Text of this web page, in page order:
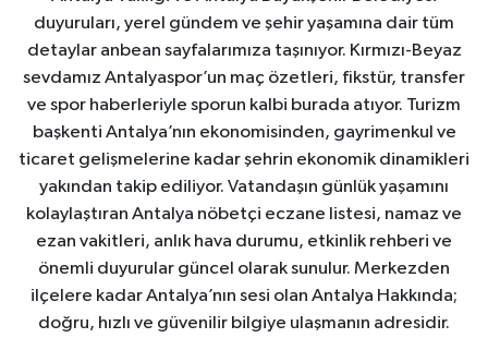
duyuruları, yerel gündem ve şehir yaşamına dair tüm
detaylar anbean sayfalarımıza taşınıyor. Kırmızı-Beyaz
sevdamız Antalyaspor’un maç özetleri, fikstür, transfer
ve spor haberleriyle sporun kalbi burada atıyor. Turizm
başkenti Antalya’nın ekonomisinden, gayrimenkul ve
ticaret gelişmelerine kadar şehrin ekonomik dinamikleri
yakından takip ediliyor. Vatandaşın günlük yaşamını
kolaylaştıran Antalya nöbetçi eczane listesi, namaz ve
ezan vakitleri, anlık hava durumu, etkinlik rehberi ve
önemli duyurular güncel olarak sunulur. Merkezden
ilçelere kadar Antalya’nın sesi olan Antalya Hakkında;
doğru, hızlı ve güvenilir bilgiye ulaşmanın adresidir.